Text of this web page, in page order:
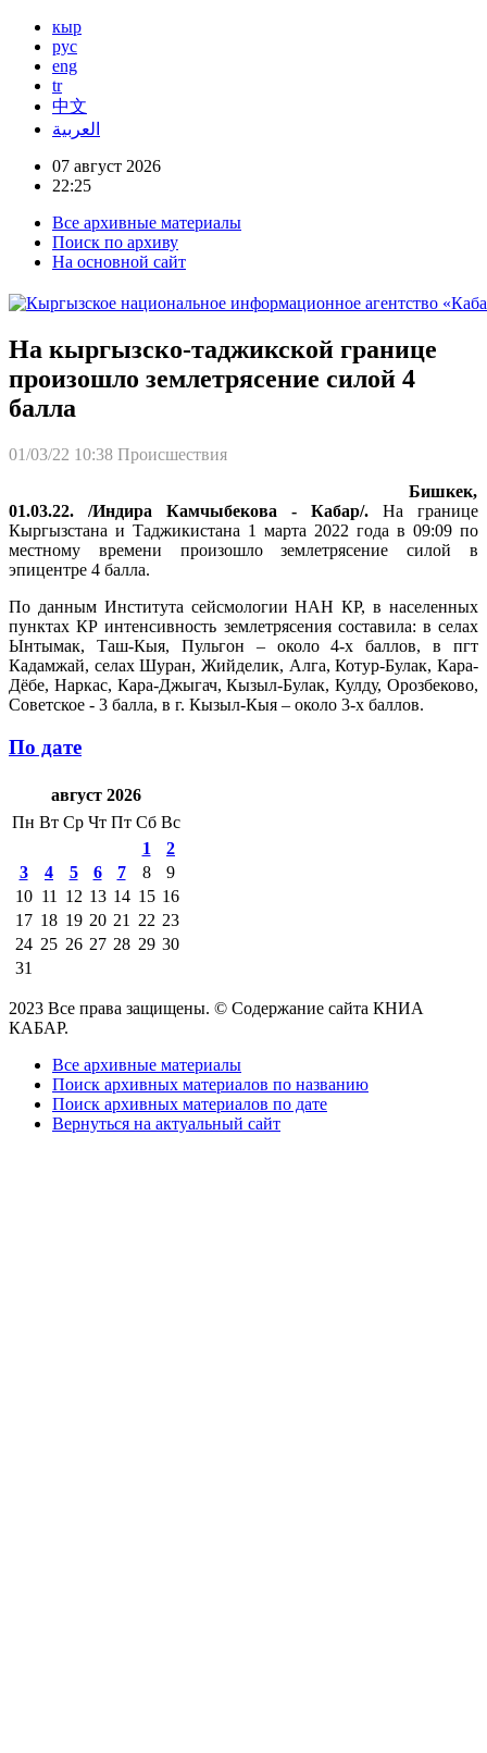
кыр
рус
eng
tr
中文
العربية
07 август 2026
22:25
Все архивные материалы
Поиск по архиву
На основной сайт
На кыргызско-таджикской границе
произошло землетрясение силой 4
балла
01/03/22 10:38 Происшествия
Бишкек,
01.03.22. /Индира Камчыбекова - Кабар/. На границе
Кыргызстана и Таджикистана 1 марта 2022 года в 09:09 по
местному времени произошло землетрясение силой в
эпицентре 4 балла.
По данным Института сейсмологии НАН КР, в населенных
пунктах КР интенсивность землетрясения составила: в селах
Ынтымак, Таш-Кыя, Пульгон – около 4-х баллов, в пгт
Кадамжай, селах Шуран, Жийделик, Алга, Котур-Булак, Кара-
Дёбе, Наркас, Кара-Джыгач, Кызыл-Булак, Кулду, Орозбеково,
Советское - 3 балла, в г. Кызыл-Кыя – около 3-х баллов.
По дате
август 2026
Пн Вт Ср Чт Пт Сб Вс
1
2
3
4 5 6 7 8
9
10 11 12 13 14 15 16
17 18 19 20 21 22 23
24 25 26 27 28 29 30
31
2023 Все права защищены. © Содержание сайта КНИА
КАБАР.
Все архивные материалы
Поиск архивных материалов по названию
Поиск архивных материалов по дате
Вернуться на актуальный сайт